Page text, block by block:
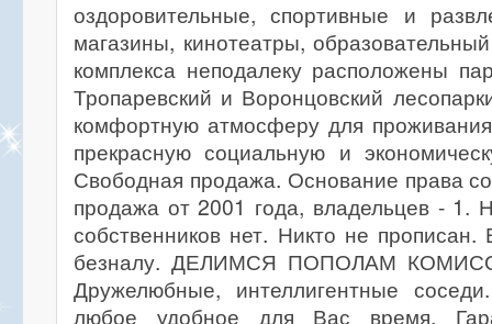
оздоровительные, спортивные и
магазины, кинотеатры,
комплекса неподалеку расположены
Тропаревский и Воронцовский
комфортную атмосферу для
прекрасную социальную и
Свободная продажа. Основание права
продажа от 2001 года, владельцев - 1.
собственников нет. Никто не
безналу. ДЕЛИМСЯ ПОПОЛАМ
Дружелюбные, интеллигентные
любое удобное для Вас время.